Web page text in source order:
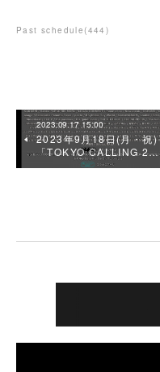
Past schedule (444 )
2023.09.17 15:00
2023年9月18日(月・祝)
「TOKYO CALLING 2…